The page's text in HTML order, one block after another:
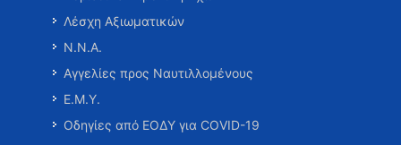
Λέσχη Αξιωματικών
Ν.Ν.Α.
Αγγελίες προς Ναυτιλλομένους
Ε.Μ.Υ.
Οδηγίες από ΕΟΔΥ για COVID-19